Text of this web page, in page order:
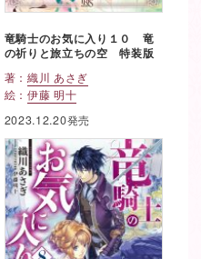
竜騎士のお気に入り１０ 竜
の祈りと旅立ちの空 特装版
著： 織川 あさぎ
絵： 伊藤 明十
2023.12.20発売